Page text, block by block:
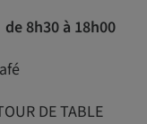
8h30 à 18h00
DE TABLE